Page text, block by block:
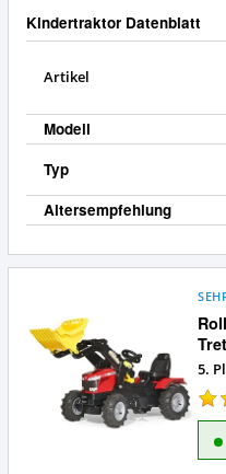
Kindertraktor?
Kindertraktor Datenblatt
Artikel
Modell
Typ
Altersempfehlung
5.